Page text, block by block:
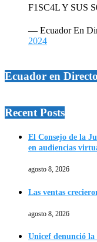
F1SC4L Y SUS
— Ecuador En
2024
Ecuador en
Recent Posts
El Consejo de la
en audiencias
agosto 8, 2026
Las ventas
agosto 8, 2026
Unicef denunció